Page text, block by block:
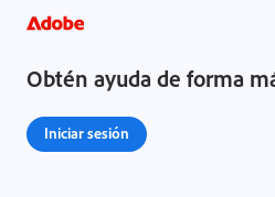
Obtén ayuda de forma
Iniciar sesión